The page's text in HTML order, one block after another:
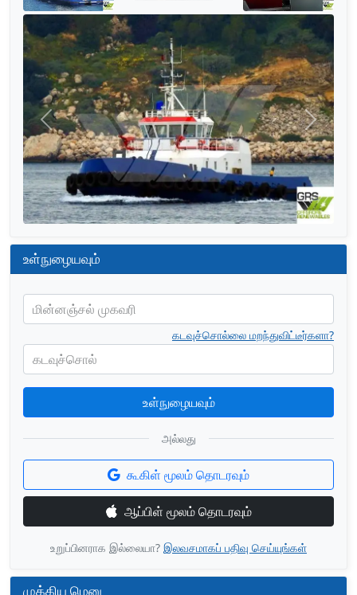
முந்தையது
உள்நுழையவும்
மின்னஞ்சல் முகவரி
கடவுச்சொல்
கடவுச்சொல்லை மறந்துவிட்டீர்களா?
உள்நுழையவும்
அல்லது
கூகிள் மூலம் தொடரவும்
ஆப்பிள் மூலம் தொடரவும்
உறுப்பினராக இல்லையா? இலவசமாகப் பதிவு செய்யுங்கள்
முக்கிய மெனு